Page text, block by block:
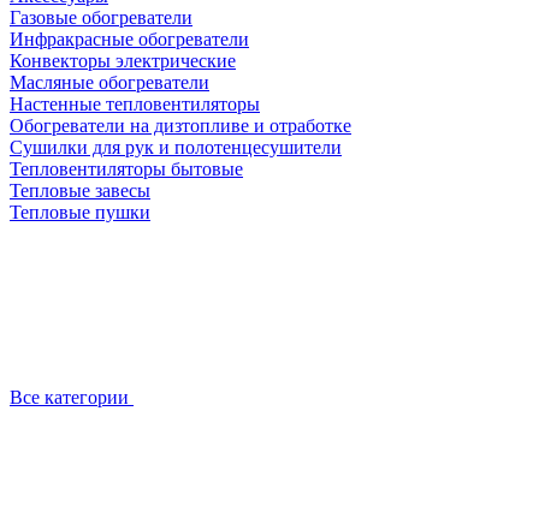
Газовые обогреватели
Инфракрасные обогреватели
Конвекторы электрические
Масляные обогреватели
Настенные тепловентиляторы
Обогреватели на дизтопливе и отработке
Сушилки для рук и полотенцесушители
Тепловентиляторы бытовые
Тепловые завесы
Тепловые пушки
Все категории